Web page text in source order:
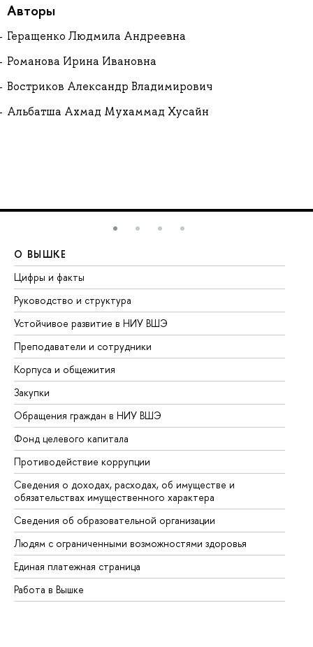
Авторы
Геращенко Людмила Андреевна
Романова Ирина Ивановна
Востриков Александр Владимирович
Альбатша Ахмад Мухаммад Хусайн
О ВЫШКЕ
Цифры и факты
Руководство и структура
Устойчивое развитие в НИУ ВШЭ
Преподаватели и сотрудники
Корпуса и общежития
Закупки
Обращения граждан в НИУ ВШЭ
Фонд целевого капитала
Противодействие коррупции
Сведения о доходах, расходах, об имуществе и
обязательствах имущественного характера
Сведения об образовательной организации
Людям с ограниченными возможностями здоровья
Единая платежная страница
Работа в Вышке